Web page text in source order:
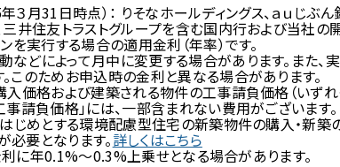
31日時点）： りそなホールディングス、ａｕじぶん
三井住友トラストグループを含む国内行および当社の
を実行する場合の適用金利（年率）です。
どによって月中に変更する場合があります。また、
このためお申込時の金利と異なる場合があります。
価格および建築される物件の工事請負価格（いず
事請負価格」には、一部含まれない費用がございます。
めとする環境配慮型住宅の新築物件の購入・新築
要となります。詳しくはこちら
年0.1%～0.3%上乗せとなる場合があります。